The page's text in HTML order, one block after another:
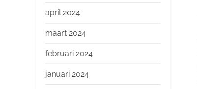
april 2024
maart 2024
februari 2024
januari 2024